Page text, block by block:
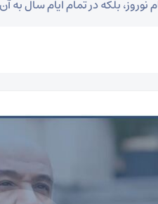
نوروز، بلکه در تمام ایام سال به